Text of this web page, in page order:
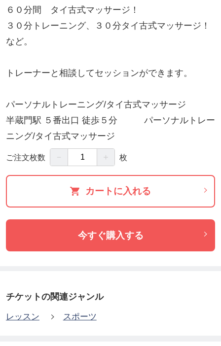
６０分間 タイ古式マッサージ！
３０分トレーニング、３０分タイ古式マッサージ！
など。
トレーナーと相談してセッションができます。
パーソナルトレーニング/タイ古式マッサージ
半蔵門駅 ５番出口 徒歩５分 パーソナルトレー
ニング/タイ古式マッサージ
ご注文枚数 － ＋ 枚
カートに入れる
今すぐ購入する
チケットの関連ジャンル
レッスン スポーツ